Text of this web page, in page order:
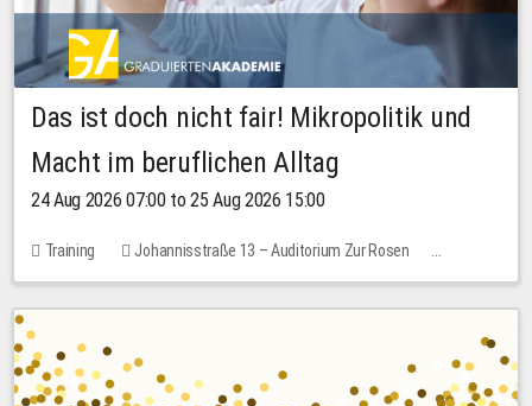
Das ist doch nicht fair! Mikropolitik und
Macht im beruflichen Alltag
24 Aug 2026 07:00 to 25 Aug 2026 15:00
Training
Johannisstraße 13 – Auditorium Zur Rosen
1 place
30.00 EUR